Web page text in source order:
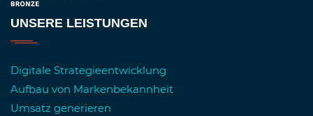
UNSERE LEISTUNGEN
Digitale Strategieentwicklung
Aufbau von Markenbekannheit
Umsatz generieren